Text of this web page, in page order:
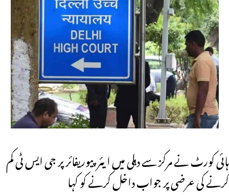
ہائی کورٹ نے مرکز سے دہلی میں ایئر پیوریفائر پر جی ایس ٹی کم
کرنے کی عرضی پر جواب داخل کرنے کو کہا